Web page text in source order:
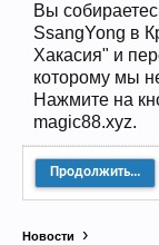
Прошедшие
12.13.14.15.16.
Ближайшие
лет клубу!
Вы
SsangYong в
Хакасия" и
которому мы
Нажмите на
magic88.xyz.
Продолжить...
Новости